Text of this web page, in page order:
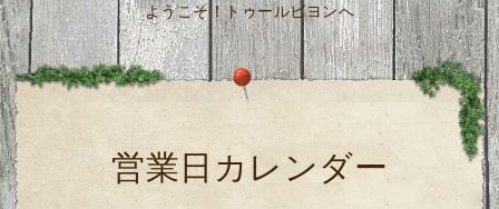
ようこそ！トゥールビヨンへ
営業日カレンダー